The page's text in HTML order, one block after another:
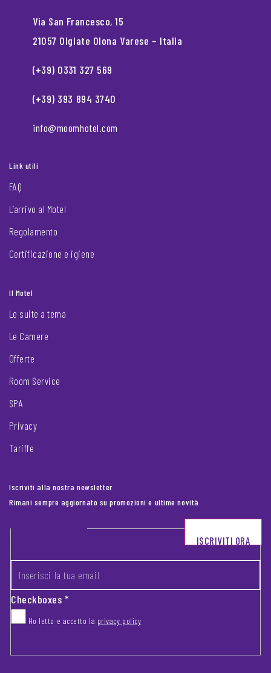
Via San Francesco, 15
21057 Olgiate Olona Varese – Italia
(+39) 0331 327 569
(+39) 393 894 3740
info@moomhotel.com
Link utili
FAQ
L’arrivo al Motel
Regolamento
Certificazione e igiene
Il Motel
Le suite a tema
Le Camere
Offerte
Room Service
SPA
Privacy
Tariffe
Iscriviti alla nostra newsletter
Rimani sempre aggiornato su promozioni e ultime novità
Footer newsletter
Checkboxes*
Ho letto e accetto la privacy policy
ISCRIVITI ORA